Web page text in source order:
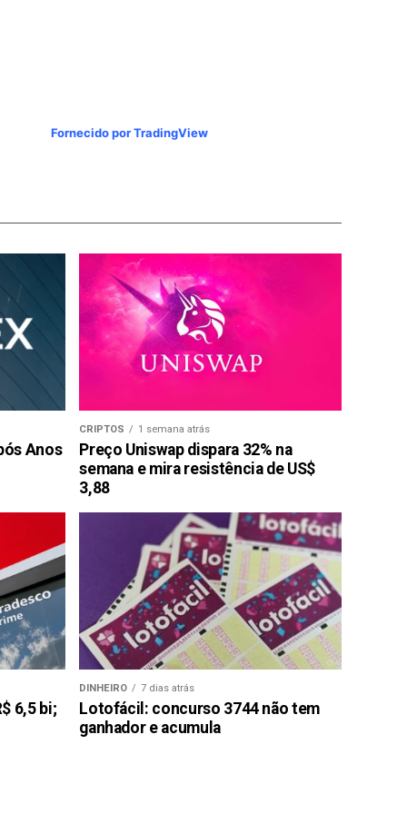
Fornecido por TradingView
Anos
CRIPTOS 1 semana atrás
Preço Uniswap dispara 32% na
semana e mira resistência de US$
3,88
6,5 bi;
DINHEIRO 7 dias atrás
Lotofácil: concurso 3744 não tem
ganhador e acumula